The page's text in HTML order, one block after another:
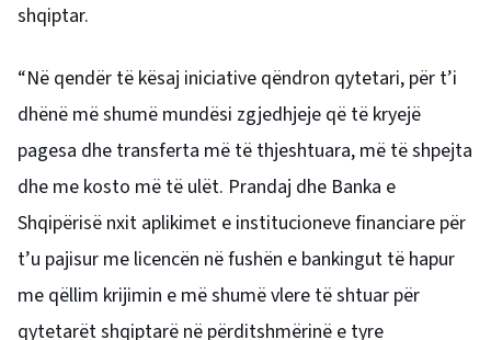
shqiptar.
“Në qendër të kësaj iniciative qëndron qytetari, për t’i
dhënë më shumë mundësi zgjedhjeje që të kryejë
pagesa dhe transferta më të thjeshtuara, më të shpejta
dhe me kosto më të ulët. Prandaj dhe Banka e
Shqipërisë nxit aplikimet e institucioneve financiare për
t’u pajisur me licencën në fushën e bankingut të hapur
me qëllim krijimin e më shumë vlere të shtuar për
qytetarët shqiptarë në përditshmërinë e tyre